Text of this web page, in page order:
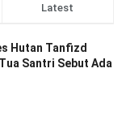
Latest
Hutan Tanfizd
Santri Sebut Ada